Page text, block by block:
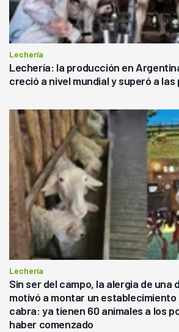
Lechería
Lechería: la producción en
creció a nivel mundial y superó a
Lechería
Sin ser del campo, la alergia de una
motivó a montar un establecimiento
cabra: ya tienen 60 animales a los
haber comenzado